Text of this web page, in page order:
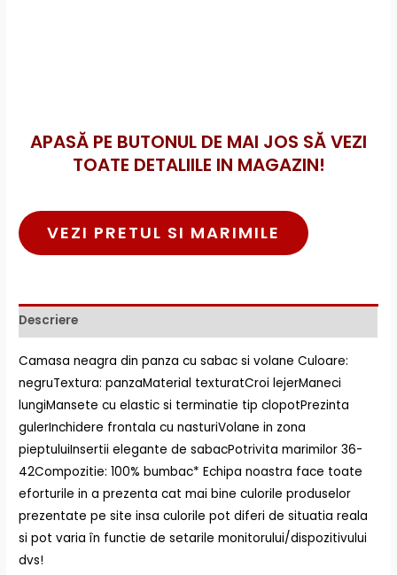
APASĂ PE BUTONUL DE MAI JOS SĂ VEZI
TOATE DETALIILE IN MAGAZIN!
VEZI PRETUL SI MARIMILE
Descriere
Camasa neagra din panza cu sabac si volane Culoare:
negruTextura: panzaMaterial texturatCroi lejerManeci
lungiMansete cu elastic si terminatie tip clopotPrezinta
gulerInchidere frontala cu nasturiVolane in zona
pieptuluiInsertii elegante de sabacPotrivita marimilor 36-
42Compozitie: 100% bumbac* Echipa noastra face toate
eforturile in a prezenta cat mai bine culorile produselor
prezentate pe site insa culorile pot diferi de situatia reala
si pot varia în functie de setarile monitorului/dispozitivului
dvs!